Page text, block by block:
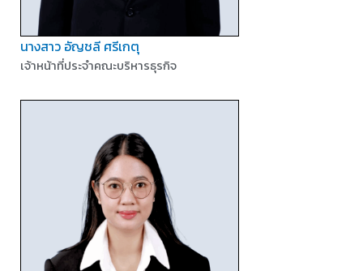
นางสาว อัญชลี ศรีเกตุ
เจ้าหน้าที่ประจำคณะบริหารธุรกิจ